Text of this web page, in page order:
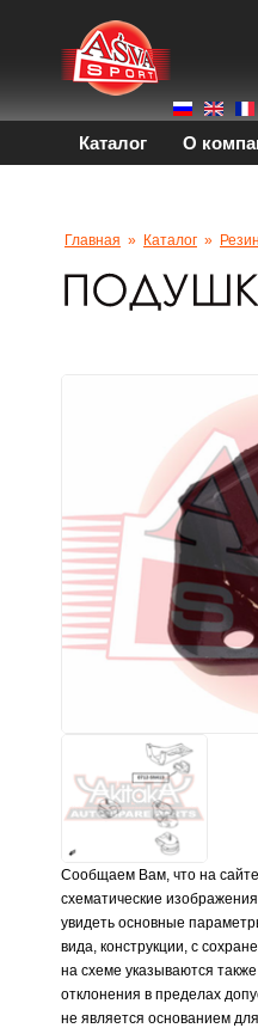
Каталог О
Главная » Каталог »
Сообщаем Вам, что на
схематические
увидеть основные
вида, конструкции, с
на схеме указываются
отклонения в пределах
не является основанием